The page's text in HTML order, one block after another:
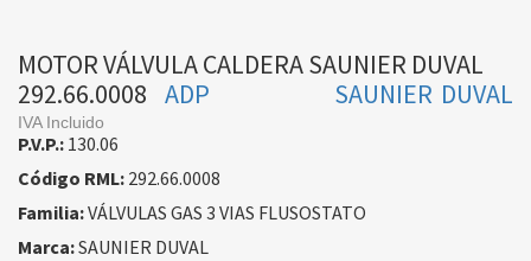
MOTOR VÁLVULA CALDERA SAUNIER DUVAL
292.66.0008
SAUNIER DUVAL
ADP
IVA Incluido
P.V.P.: 130.06
Código RML: 292.66.0008
Familia:VÁLVULAS GAS 3 VIAS FLUSOSTATO
Marca:SAUNIER DUVAL